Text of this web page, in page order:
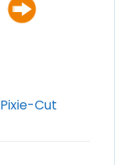
Pixie-Cut